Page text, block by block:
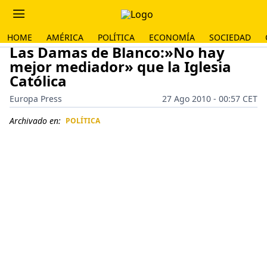
HOME AMÉRICA POLÍTICA ECONOMÍA SOCIEDAD
Las Damas de Blanco:»No hay
mejor mediador» que la Iglesia
Católica
Europa Press
27 Ago 2010 - 00:57 CET
Archivado en: POLÍTICA